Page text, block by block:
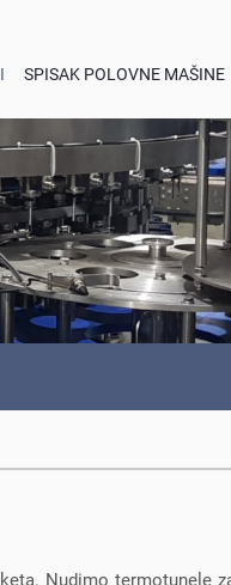
SPISAK POLOVNE MAŠINE